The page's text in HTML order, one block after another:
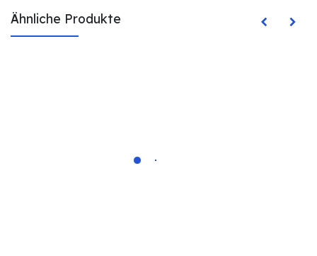
Ähnliche Produkte